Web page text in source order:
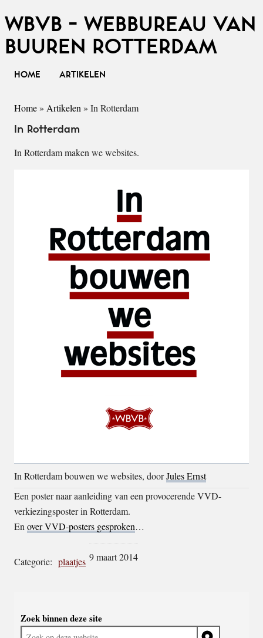
WBVB - WEBBUREAU VAN
BUUREN ROTTERDAM
HOME ARTIKELEN
Home » Artikelen » In Rotterdam
In Rotterdam
In Rotterdam maken we websites.
In Rotterdam bouwen we websites, doorJules Ernst
Een poster naar aanleiding van een provocerende VVD-
verkiezingsposter in Rotterdam.
En over VVD-posters gesproken…
Categorie: plaatjes 9 maart 2014
algemeen
Zoek binnen deze site
Zoek